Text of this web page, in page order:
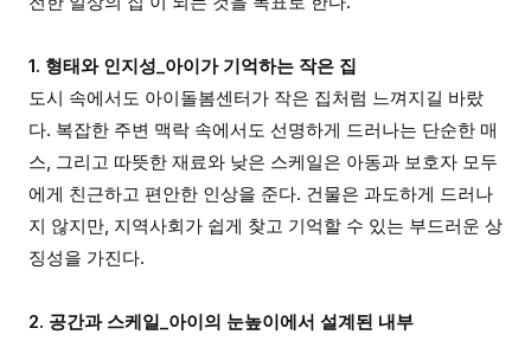
1. 형태와 인지성_아이가 기억하는 작은 집
도시 속에서도 아이돌봄센터가 작은 집처럼 느껴지길 바랐
다. 복잡한 주변 맥락 속에서도 선명하게 드러나는 단순한 매
스, 그리고 따뜻한 재료와 낮은 스케일은 아동과 보호자 모두
에게 친근하고 편안한 인상을 준다. 건물은 과도하게 드러나
지 않지만, 지역사회가 쉽게 찾고 기억할 수 있는 부드러운 상
징성을 가진다.
2. 공간과 스케일_아이의 눈높이에서 설계된 내부